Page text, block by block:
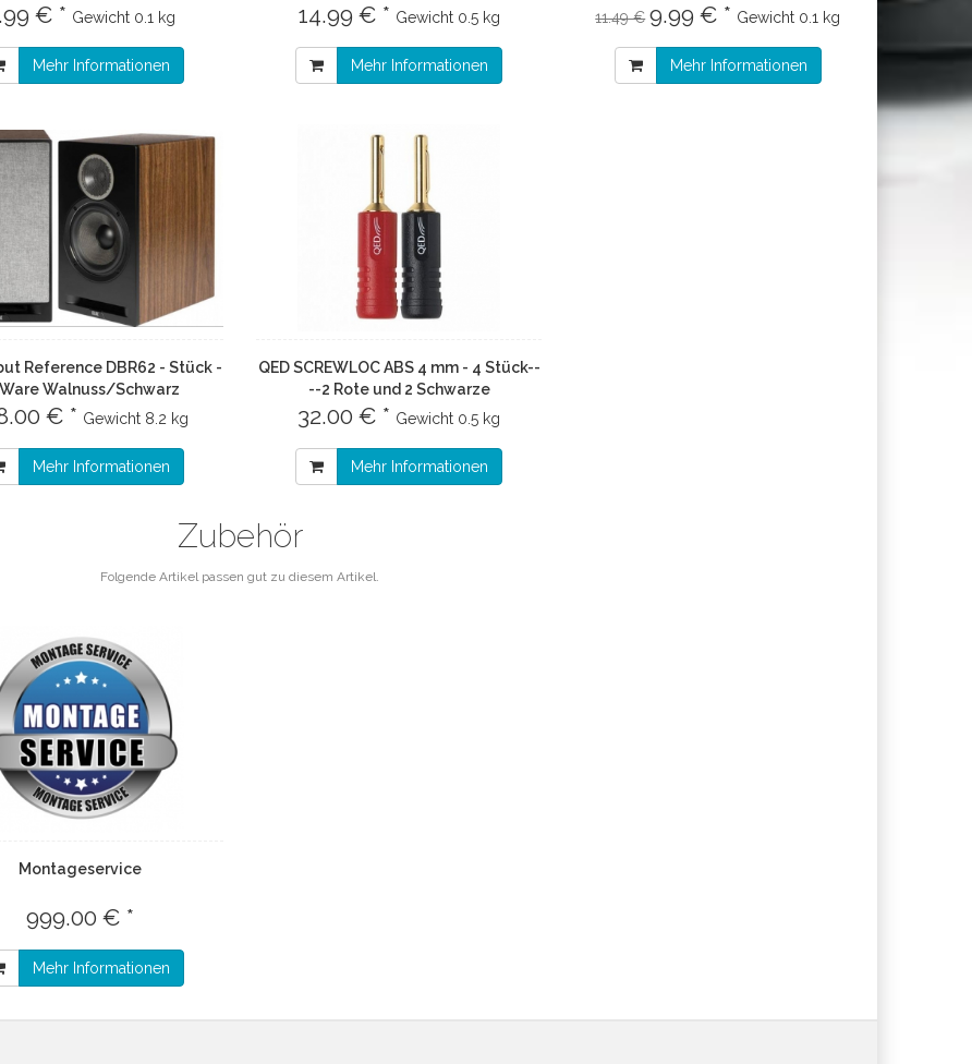
€ * Gewicht 0.1 kg
Mehr Informationen
14.99 € * Gewicht 0.5 kg
Mehr Informationen
11.49 € 9.99 € * Gewicht 0.1 kg
Mehr Informationen
Reference DBR62 - Stück -
Walnuss/Schwarz
€ * Gewicht 8.2 kg
Mehr Informationen
QED SCREWLOC ABS 4 mm - 4 Stück--
--2 Rote und 2 Schwarze
32.00 € * Gewicht 0.5 kg
Mehr Informationen
Zubehör
Folgende Artikel passen gut zu diesem Artikel.
Montageservice
999.00 € *
Mehr Informationen